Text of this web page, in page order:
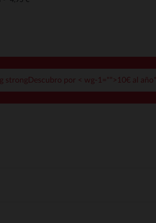
strongDescubro por < wg-1="">10€ al año*